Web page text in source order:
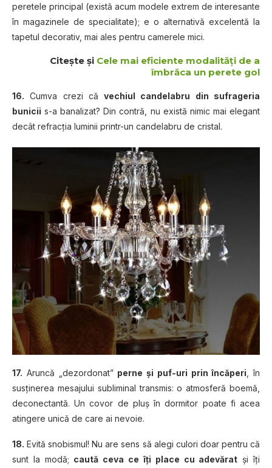
peretele principal (există acum modele extrem de interesante
în magazinele de specialitate); e o alternativă excelentă la
tapetul decorativ, mai ales pentru camerele mici.
Citește și Cele mai eficiente modalități de a
îmbrăca un perete gol
16. Cumva crezi căvechiul candelabru din sufrageria
bunicii s-a banalizat? Din contră, nu există nimic mai elegant
decât refracţia luminii printr-un candelabru de cristal.
17. Aruncă „dezordonat” perne şi puf-uri prin încăperi , în
susţinerea mesajului subliminal transmis: o atmosferă boemă,
deconectantă. Un covor de pluş în dormitor poate fi acea
atingere unică de care ai nevoie.
18. Evită snobismul! Nu are sens să alegi culori doar pentru că
sunt la modă; caută ceva ce îţi place cu adevărat şi îţi